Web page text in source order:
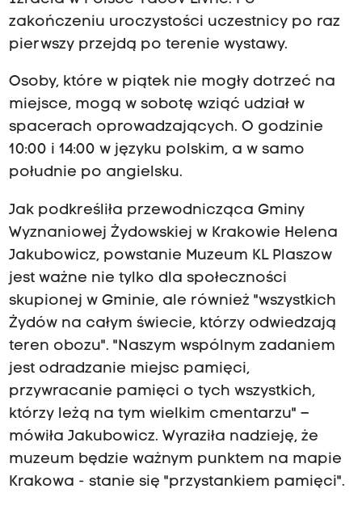
zakończeniu uroczystości uczestnicy po raz
pierwszy przejdą po terenie wystawy.
Osoby, które w piątek nie mogły dotrzeć na
miejsce, mogą w sobotę wziąć udział w
spacerach oprowadzających. O godzinie
10:00 i 14:00 w języku polskim, a w samo
południe po angielsku.
Jak podkreśliła przewodnicząca Gminy
Wyznaniowej Żydowskiej w Krakowie Helena
Jakubowicz, powstanie Muzeum KL Plaszow
jest ważne nie tylko dla społeczności
skupionej w Gminie, ale również "wszystkich
Żydów na całym świecie, którzy odwiedzają
teren obozu". "Naszym wspólnym zadaniem
jest odradzanie miejsc pamięci,
przywracanie pamięci o tych wszystkich,
którzy leżą na tym wielkim cmentarzu" –
mówiła Jakubowicz. Wyraziła nadzieję, że
muzeum będzie ważnym punktem na mapie
Krakowa - stanie się "przystankiem pamięci".